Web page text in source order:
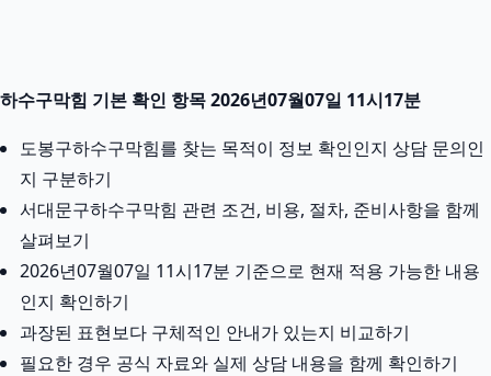
하수구막힘 기본 확인 항목 2026년07월07일 11시17분
도봉구하수구막힘를 찾는 목적이 정보 확인인지 상담 문의인
지 구분하기
서대문구하수구막힘 관련 조건, 비용, 절차, 준비사항을 함께
살펴보기
2026년07월07일 11시17분 기준으로 현재 적용 가능한 내용
인지 확인하기
과장된 표현보다 구체적인 안내가 있는지 비교하기
필요한 경우 공식 자료와 실제 상담 내용을 함께 확인하기